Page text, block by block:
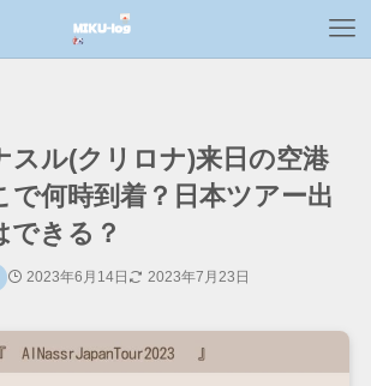
スル(クリロナ)来日の空港
で何時到着？日本ツアー出
できる？
2023年6月14日 2023年7月23日